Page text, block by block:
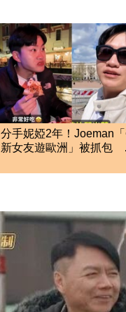
分手妮婭2年！Joeman
新女友遊歐洲」被抓包